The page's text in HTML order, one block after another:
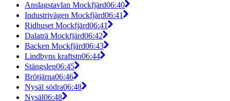
Anslagstavlan Mockfjärd06:40
Industrivägen Mockfjärd06:41
Ridhuset Mockfjärd06:41
Dalaträ Mockfjärd06:42
Backen Mockfjärd06:43
Lindbyns kraftstn06:44
Stängslen06:45
Brötjärna06:46
Nysäl södra06:48
Nysäl06:48